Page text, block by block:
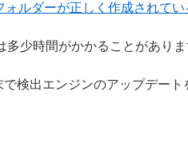
ォルダーが正しく作成されて
少時間がかかることがあり
で検出エンジンのアップデー